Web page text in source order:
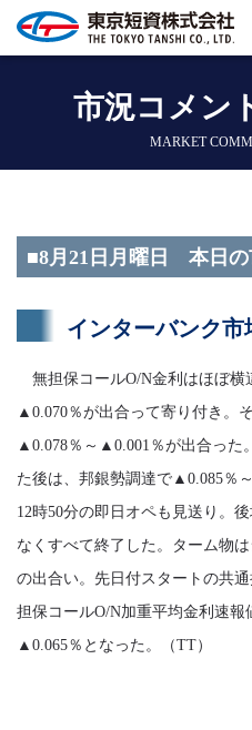
市況コメン
MARKET
■8月21日月曜日 本日の
インターバンク市
無担保コールO/N金利はほぼ横
▲0.070％が出合って寄り付き。
▲0.078％～▲0.001％が出合った
た後は、邦銀勢調達で▲0.085％
12時50分の即日オペも見送り。
なくすべて終了した。ターム物
の出合い。先日付スタートの共
担保コールO/N加重平均金利速
▲0.065％となった。（TT）